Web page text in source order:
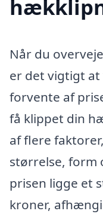
Når du
er det vigtigt at
forvente af
få klippet din
af flere
størrelse, form
prisen ligge et
kroner,